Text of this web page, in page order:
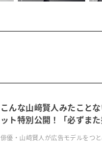
こんな山﨑賢人みたこと
ット特別公開！「必ずま
俳優・山﨑賢人が広告モデルをつ